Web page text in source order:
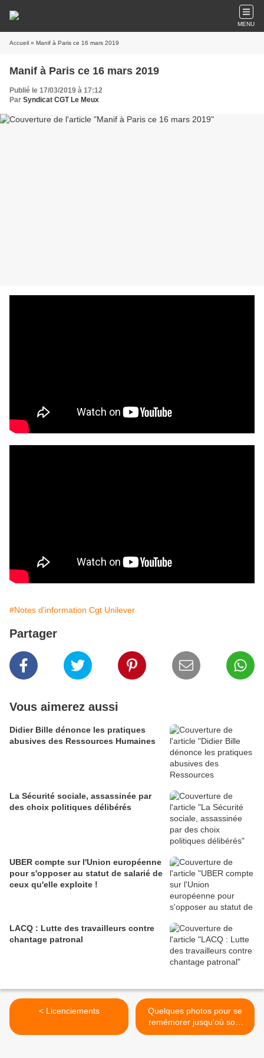
MENU
Accueil » Manif à Paris ce 16 mars 2019
Manif à Paris ce 16 mars 2019
Publié le 17/03/2019 à 17:12
Par Syndicat CGT Le Meux
#Notes d'information Cgt Unilever
Partager
Vous aimerez aussi
Didier Bille dénonce les pratiques
abusives des Ressources Humaines
La Sécurité sociale, assassinée par
des choix politiques délibérés
UBER compte sur l'Union européenne
pour s'opposer au statut de salarié de
ceux qu'elle exploite !
LACQ : Lutte des travailleurs contre
chantage patronal
< Licenciements
Quelques photos pour se
remémorer jusqu'où sont
allés nos parents ou